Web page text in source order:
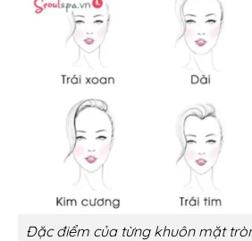
Đặc điểm của từng khuôn mặt